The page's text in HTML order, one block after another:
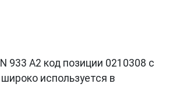
933 A2 код позиции 0210308 с
используется в